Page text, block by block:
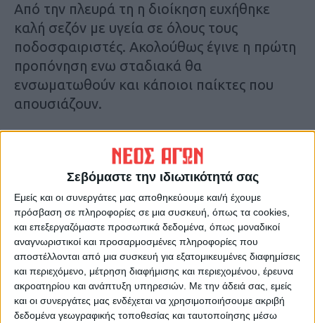
Σεβόμαστε την ιδιωτικότητά σας
Εμείς και οι συνεργάτες μας αποθηκεύουμε και/ή έχουμε
πρόσβαση σε πληροφορίες σε μια συσκευή, όπως τα cookies,
και επεξεργαζόμαστε προσωπικά δεδομένα, όπως μοναδικοί
αναγνωριστικοί και προσαρμοσμένες πληροφορίες που
αποστέλλονται από μια συσκευή για εξατομικευμένες διαφημίσεις
και περιεχόμενο, μέτρηση διαφήμισης και περιεχομένου, έρευνα
ακροατηρίου και ανάπτυξη υπηρεσιών. Με την άδειά σας, εμείς
και οι συνεργάτες μας ενδέχεται να χρησιμοποιήσουμε ακριβή
δεδομένα γεωγραφικής τοποθεσίας και ταυτοποίησης μέσω
Από την πλευρά τη η διοίκηση ευχήθηκε
καλή σεζόν με υγεία σε όλους τους
ποδοσφαιριστές. Ακολούθως έγινε η πρώτη
προπόνηση ενω σταδιακά θα
ενσωματωθούν και κάποιοι παίκτες που
απουσιάζουν.